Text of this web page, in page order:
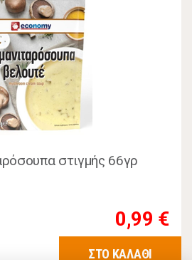
στιγμής 66γρ
0,99 €
ΣΤΟ ΚΑΛΑΘΙ